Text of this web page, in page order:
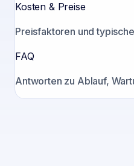
Kosten & Preise
Preisfaktoren und
FAQ
Antworten zu Ablauf,